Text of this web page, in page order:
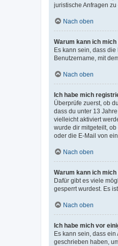
juristische Anfragen
Nach oben
Warum kann ich
Es kann sein, dass
Benutzername, mit
Nach oben
Ich habe mich
Überprüfe zuerst, ob
dass du unter 13
vielleicht aktiviert
wurde dir mitgeteilt,
oder die E-Mail von
Nach oben
Warum kann ich
Dafür gibt es viele
gesperrt wurdest. Es
Nach oben
Ich habe mich vor
Es kann sein, dass
geschrieben haben,